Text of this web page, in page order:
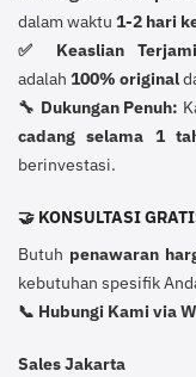
dalam waktu 1-2 hari
✅ Keaslian
adalah 100% original
🔧 Dukungan Penuh:
cadang selama 1
berinvestasi.
🤝 KONSULTASI
Butuh penawaran
kebutuhan spesifik
📞 Hubungi Kami via
Sales Jakarta